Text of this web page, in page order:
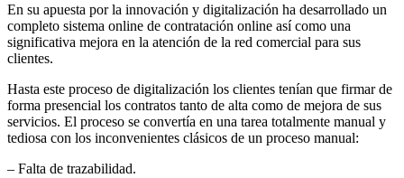
En su apuesta por la innovación y digitalización ha desarrollado un
completo sistema online de contratación online así como una
significativa mejora en la atención de la red comercial para sus
clientes.
Hasta este proceso de digitalización los clientes tenían que firmar de
forma presencial los contratos tanto de alta como de mejora de sus
servicios. El proceso se convertía en una tarea totalmente manual y
tediosa con los inconvenientes clásicos de un proceso manual:
– Falta de trazabilidad.